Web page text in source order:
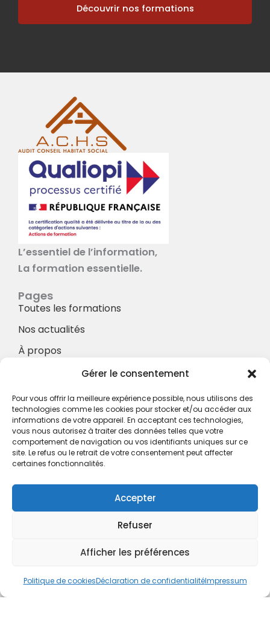
Gérer le consentement
Pour vous offrir la meilleure expérience possible, nous utilisons des
technologies comme les cookies pour stocker et/ou accéder aux
informations de votre appareil. En acceptant ces technologies,
vous nous autorisez à traiter des données telles que votre
comportement de navigation ou vos identifiants uniques sur ce
site. Le refus ou le retrait de votre consentement peut affecter
certaines fonctionnalités.
Accepter
Refuser
Afficher les préférences
Politique de cookiesDéclaration de confidentialitéImpressum
Découvrir nos formations
L’essentiel de l’information,
La formation essentielle.
Pages
Toutes les formations
Nos actualités
À propos
À propos
Hotel à proximité
Politique de confidentialité
CGV
cboukris@habitat-social.com